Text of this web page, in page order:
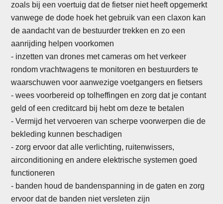
zoals bij een voertuig dat de fietser niet heeft opgemerkt
vanwege de dode hoek het gebruik van een claxon kan
de aandacht van de bestuurder trekken en zo een
aanrijding helpen voorkomen
- inzetten van drones met cameras om het verkeer
rondom vrachtwagens te monitoren en bestuurders te
waarschuwen voor aanwezige voetgangers en fietsers
-wees voorbereid op tolheffingen en zorg dat je contant
geld of een creditcard bij hebt om deze te betalen
- Vermijd het vervoeren van scherpe voorwerpen die de
bekleding kunnen beschadigen
- zorg ervoor dat alle verlichting, ruitenwissers,
airconditioning en andere elektrische systemen goed
functioneren
- banden houd de bandenspanning in de gaten en zorg
ervoor dat de banden niet versleten zijn